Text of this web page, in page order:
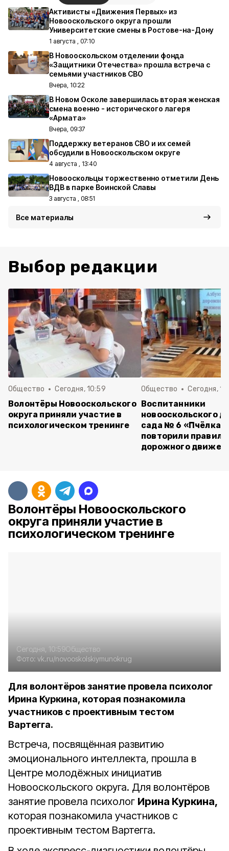
Активисты «Движения Первых» из
Новооскольского округа прошли
Университетские смены в Ростове-на-Дону
1 августа , 07:10
В Новооскольском отделении фонда
«Защитники Отечества» прошла встреча с
семьями участников СВО
Вчера, 10:22
В Новом Осколе завершилась вторая женская
смена военно - исторического лагеря
«Армата»
Вчера, 09:37
Поддержку ветеранов СВО и их семей
обсудили в Новооскольском округе
4 августа , 13:40
Новооскольцы торжественно отметили День
ВДВ в парке Воинской Славы
3 августа , 08:51
Все материалы
Выбор редакции
Общество Сегодня, 10:59
Волонтёры Новооскольского
округа приняли участие в
психологическом тренинге
Общество Сегодня,
Воспитанники
новооскольского
сада № 6 «Пчёлка»
повторили правила
дорожного
Волонтёры Новооскольского
округа приняли участие в
психологическом тренинге
Сегодня, 10:59Общество
Фото: vk.ru/novooskolskiymunokrug
Для волонтёров занятие провела психолог
Ирина Куркина, которая познакомила
участников с проективным тестом
Вартегга.
Встреча, посвящённая развитию
эмоционального интеллекта, прошла в
Центре молодёжных инициатив
Новооскольского округа. Для волонтёров
занятие провела психолог Ирина Куркина,
которая познакомила участников с
проективным тестом Вартегга.